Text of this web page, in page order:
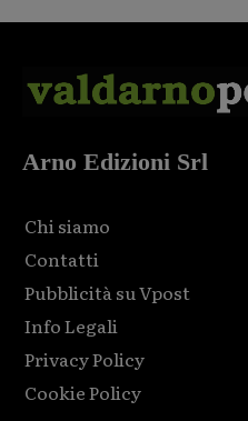
Arno Edizioni Srl
Chi siamo
Contatti
Pubblicità su Vpost
Info Legali
Privacy Policy
Cookie Policy